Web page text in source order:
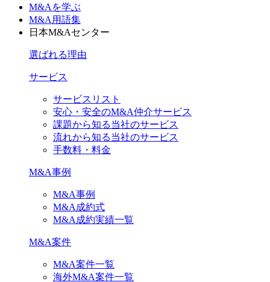
M&Aを学ぶ
M&A用語集
日本M&Aセンター
選ばれる理由
サービス
サービスリスト
安心・安全のM&A仲介サービス
課題から知る当社のサービス
流れから知る当社のサービス
手数料・料金
M&A事例
M&A事例
M&A成約式
M&A成約実績一覧
M&A案件
M&A案件一覧
海外M&A案件一覧